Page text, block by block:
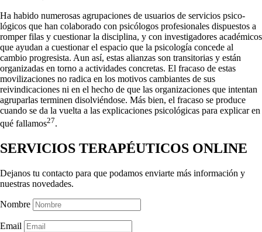
Ha habido numerosas agrupaciones de usuarios de servicios psico­
lógicos que han colaborado con psicólogos profesionales dispuestos a
romper filas y cuestionar la disciplina, y con investigadores acadé­micos
que ayudan a cuestionar el espacio que la psicología concede al
cambio progresista. Aun así, estas alianzas son transitorias y están
organizadas en torno a actividades concretas. El fracaso de estas
movilizaciones no radica en los motivos cambiantes de sus
reivindicaciones ni en el hecho de que las organizaciones que intentan
agruparlas terminen disolviéndose. Más bien, el fracaso se produce
cuando se da la vuelta a las explicaciones psicológicas para explicar en
qué fallamos27.
SERVICIOS TERAPÉUTICOS ONLINE
Dejanos tu contacto para que podamos enviarte más información y
nuestras novedades.
Nombre
Email